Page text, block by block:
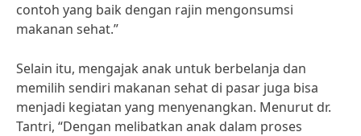
contoh yang baik dengan rajin mengonsumsi
makanan sehat.”
Selain itu, mengajak anak untuk berbelanja dan
memilih sendiri makanan sehat di pasar juga bisa
menjadi kegiatan yang menyenangkan. Menurut dr.
Tantri, “Dengan melibatkan anak dalam proses